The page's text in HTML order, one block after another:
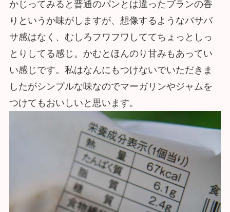
かじってみると普通のパンとは違ったブランの香
りというか味がしますが、想像するようなバサバ
サ感はなく、むしろフワフワしててちょっとしっ
とりしてる感じ。かむとほんのり甘みもあってい
い感じです。私はなんにもつけないでいただきま
したがシンプルな味なのでマーガリンやジャムを
つけてもおいしいと思います。